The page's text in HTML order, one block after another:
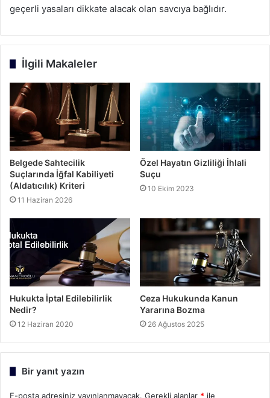
geçerli yasaları dikkate alacak olan savcıya bağlıdır.
İlgili Makaleler
Belgede Sahtecilik
Suçlarında İğfal Kabiliyeti
(Aldatıcılık) Kriteri
11 Haziran 2026
Özel Hayatın Gizliliği İhlali
Suçu
10 Ekim 2023
Hukukta İptal Edilebilirlik
Nedir?
12 Haziran 2020
Ceza Hukukunda Kanun
Yararına Bozma
26 Ağustos 2025
Bir yanıt yazın
E-posta adresiniz yayınlanmayacak. Gerekli alanlar * ile